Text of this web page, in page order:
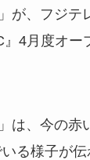
が、フジテ
』4月度オ
は、今の
る様子が伝